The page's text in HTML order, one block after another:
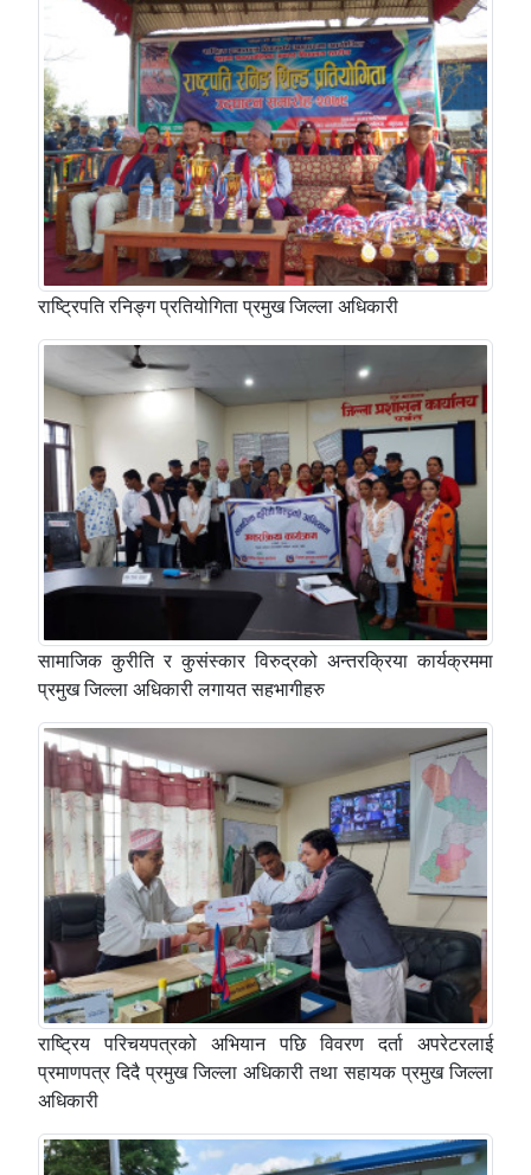
राष्ट्रिपति रनिङ्ग प्रतियोगिता प्रमुख जिल्ला अधिकारी
सामाजिक कुरीति र कुसंस्कार विरुद्रको अन्तरक्रिया कार्यक्रममा
प्रमुख जिल्ला अधिकारी लगायत सहभागीहरु
राष्ट्रिय परिचयपत्रको अभियान पछि विवरण दर्ता अपरेटरलाई
प्रमाणपत्र दिदै प्रमुख जिल्ला अधिकारी तथा सहायक प्रमुख जिल्ला
अधिकारी